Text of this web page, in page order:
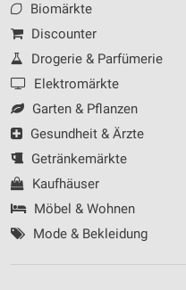
Biomärkte
Discounter
Drogerie & Parfümerie
Elektromärkte
Garten & Pflanzen
Gesundheit & Ärzte
Getränkemärkte
Kaufhäuser
Möbel & Wohnen
Mode & Bekleidung